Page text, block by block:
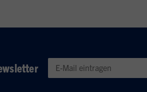
Sie eine gültige E-Mail-Adresse für